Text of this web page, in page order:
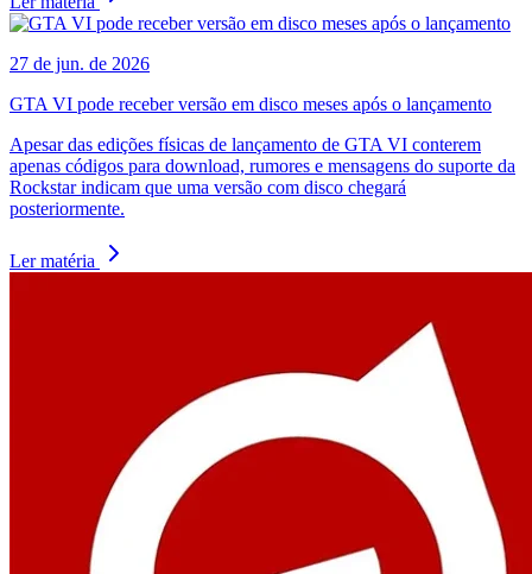
27 de jun. de 2026
GTA VI pode receber versão em disco meses após o lançamento
Apesar das edições físicas de lançamento de GTA VI conterem
apenas códigos para download, rumores e mensagens do suporte da
Rockstar indicam que uma versão com disco chegará
posteriormente.
Ler matéria